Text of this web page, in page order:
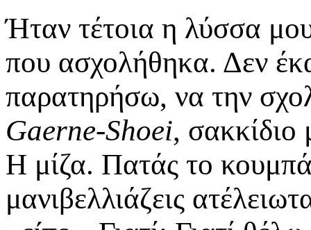
Ήταν τέτοια η λύσσα
που ασχολήθηκα. Δεν
παρατηρήσω, να την
Gaerne-Shoei,
Η μίζα. Πατάς το
μανιβελλιάζεις